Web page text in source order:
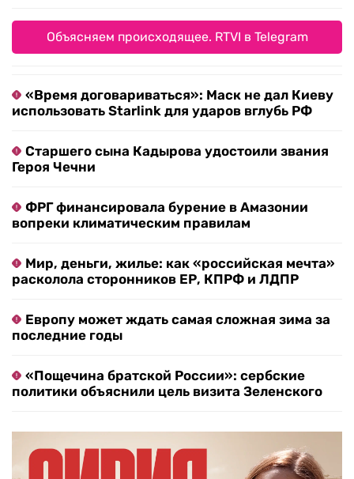
Объясняем происходящее. RTVI в Telegram
«Время договариваться»: Маск не дал Киеву
использовать Starlink для ударов вглубь РФ
Старшего сына Кадырова удостоили звания
Героя Чечни
ФРГ финансировала бурение в Амазонии
вопреки климатическим правилам
Мир, деньги, жилье: как «российская мечта»
расколола сторонников ЕР, КПРФ и ЛДПР
Европу может ждать самая сложная зима за
последние годы
«Пощечина братской России»: сербские
политики объяснили цель визита Зеленского